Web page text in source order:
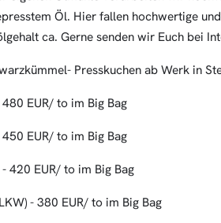
Öl. Hier fallen hochwertige
ca. Gerne senden wir Euch bei
Presskuchen ab Werk in
EUR/ to im Big Bag
EUR/ to im Big Bag
420 EUR/ to im Big Bag
- 380 EUR/ to im Big Bag